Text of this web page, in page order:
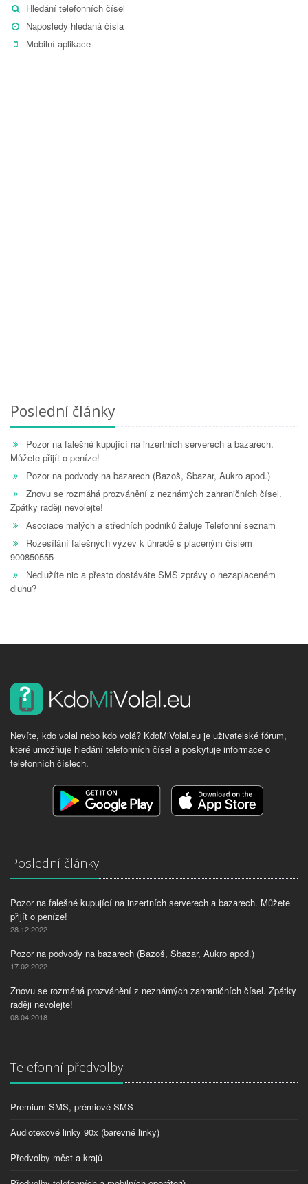
Hledání telefonních čísel
Naposledy hledaná čísla
Mobilní aplikace
Poslední články
Pozor na falešné kupující na inzertních serverech a bazarech.
Můžete přijít o peníze!
Pozor na podvody na bazarech (Bazoš, Sbazar, Aukro apod.)
Znovu se rozmáhá prozvánění z neznámých zahraničních čísel.
Zpátky raději nevolejte!
Asociace malých a středních podniků žaluje Telefonní seznam
Rozesílání falešných výzev k úhradě s placeným číslem
900850555
Nedlužíte nic a přesto dostáváte SMS zprávy o nezaplaceném
dluhu?
Nevíte, kdo volal nebo kdo volá? KdoMiVolal.eu je uživatelské fórum,
které umožňuje hledání telefonních čísel a poskytuje informace o
telefonních číslech.
Poslední články
Pozor na falešné kupující na inzertních serverech a bazarech. Můžete
přijít o peníze!
28.12.2022
Pozor na podvody na bazarech (Bazoš, Sbazar, Aukro apod.)
17.02.2022
Znovu se rozmáhá prozvánění z neznámých zahraničních čísel. Zpátky
raději nevolejte!
08.04.2018
Telefonní předvolby
Premium SMS, prémiové SMS
Audiotexové linky 90x (barevné linky)
Předvolby měst a krajů